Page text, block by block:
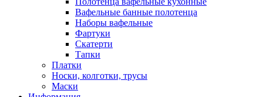
Вафельные банные полотенца
Наборы вафельные
Фартуки
Скатерти
Тапки
Платки
Носки, колготки, трусы
Маски